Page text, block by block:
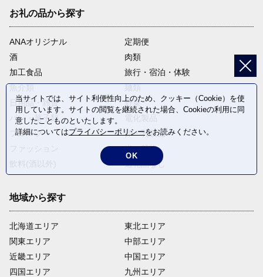
お礼の品から探す
ANAオリジナル
定期便
酒
肉類
加工食品
旅行・宿泊・体験
日用品・雑貨
野菜
パン・菓子類
フルーツ
卵・乳製品
米・穀物
返礼品なし
地域から探す
北海道エリア
関東エリア
近畿エリア
四国エリア
東北エリア
中部エリア
中国エリア
九州エリア
当サイトでは、サイト利便性向上のため、クッキー（Cookie）を使
用しています。サイトの閲覧を継続された場合、Cookieの利用に同
意したことものといたします。
詳細についてはプライバシーポリシーをお読みください。
OK